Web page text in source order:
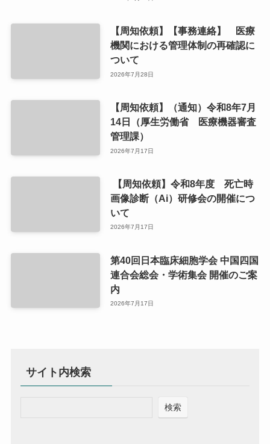
【周知依頼】【事務連絡】 医療
機関における管理体制の再確認に
ついて
2026年7月28日
【周知依頼】（通知）令和8年7月
14日（厚生労働省 医療機器審査
管理課）
2026年7月17日
【周知依頼】令和8年度 死亡時
画像診断（Ai）研修会の開催につ
いて
2026年7月17日
第40回日本臨床細胞学会 中国四国
連合会総会・学術集会 開催のご案
内
2026年7月17日
サイト内検索
検索